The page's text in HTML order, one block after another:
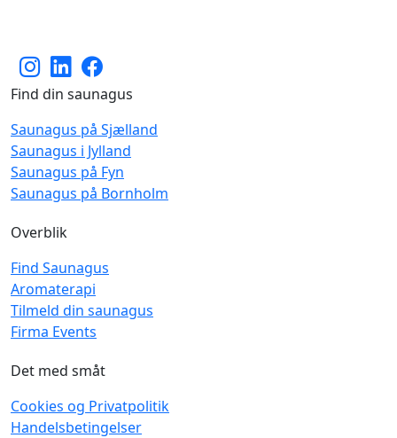
Find din saunagus
Saunagus på Sjælland
Saunagus i Jylland
Saunagus på Fyn
Saunagus på Bornholm
Overblik
Find Saunagus
Aromaterapi
Tilmeld din saunagus
Firma Events
Det med småt
Cookies og Privatpolitik
Handelsbetingelser